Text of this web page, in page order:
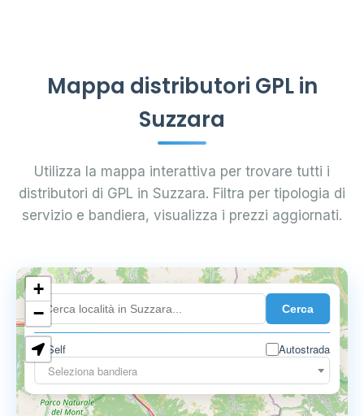
Mappa distributori GPL in
Suzzara
Utilizza la mappa interattiva per trovare tutti i
distributori di GPL in Suzzara. Filtra per tipologia di
servizio e bandiera, visualizza i prezzi aggiornati.
Cerca
Self
Autostrada
Seleziona bandiera
+
−